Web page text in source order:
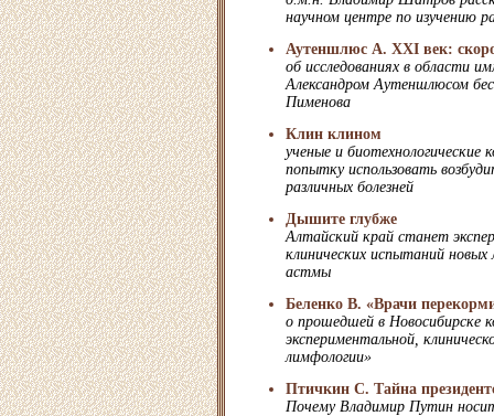
научном центре по изучению
Аутеншлюс А. XXI век: скоро
об исследованиях в области
Александром Аутеншлюсом
Пименова
Клин клином
ученые и биотехнологические
попытку использовать
различных болезней
Дышите глубже
Алтайский край станет
клинических испытаний новых
астмы
Беленко В. «Врачи
о прошедшей в Новосибирске
экспериментальной,
лимфологии»
Птичкин С. Тайна
Почему Владимир Путин